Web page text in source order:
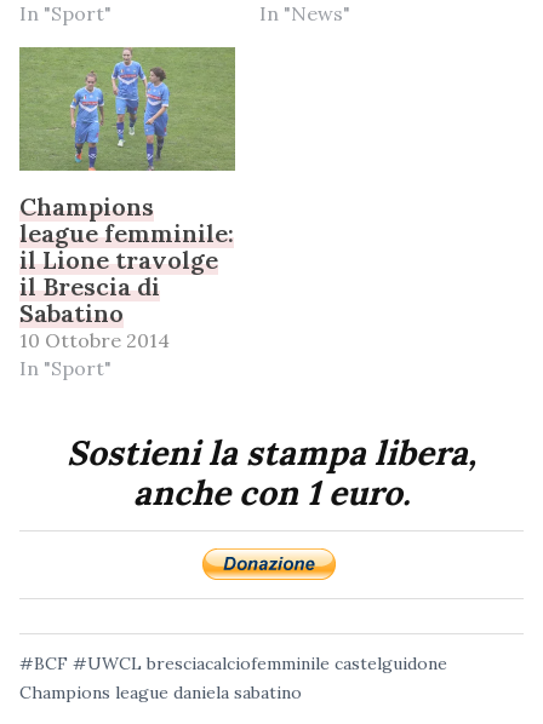
In "Sport"
In "News"
Champions
league femminile:
il Lione travolge
il Brescia di
Sabatino
10 Ottobre 2014
In "Sport"
Sostieni la stampa libera,
anche con 1 euro.
#BCF #UWCL bresciacalciofemminile castelguidone
Champions league daniela sabatino